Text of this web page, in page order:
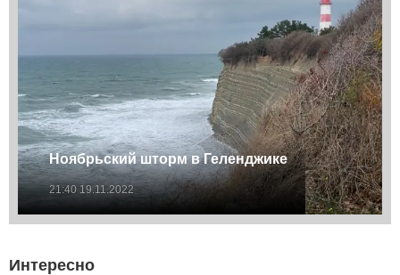
Ноябрьский шторм в Геленджике
21:40 19.11.2022
Интересно